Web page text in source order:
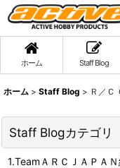
ホーム Staff Blog
ホーム > Staff Blog > Ｒ／Ｃ
Staff Blogカテゴリ
1.TeamＡＲＣＪＡＰＡ